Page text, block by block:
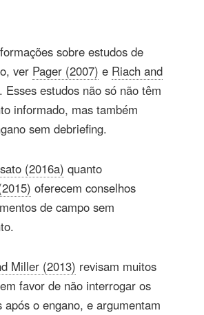
sobre estudos de
ver Pager (2007) e Riach and
. Esses estudos não só não têm
informado, mas também
sem debriefing.
(2016a) quanto
oferecem conselhos
de campo sem
Miller (2013) revisam muitos
favor de não interrogar os
após o engano, e argumentam